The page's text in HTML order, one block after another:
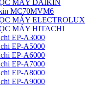
MÁY DAIKIN
MC70MVM6
MÁY ELECTROLUX
MÁY HITACHI
EP-A3000
EP-A5000
EP-A6000
EP-A7000
EP-A8000
EP-A9000